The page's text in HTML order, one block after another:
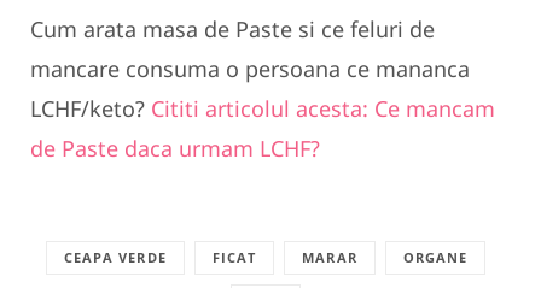
Cum arata masa de Paste si ce feluri de
mancare consuma o persoana ce mananca
LCHF/keto? Cititi articolul acesta: Ce mancam
de Paste daca urmam LCHF?
CEAPA VERDE FICAT MARAR ORGANE